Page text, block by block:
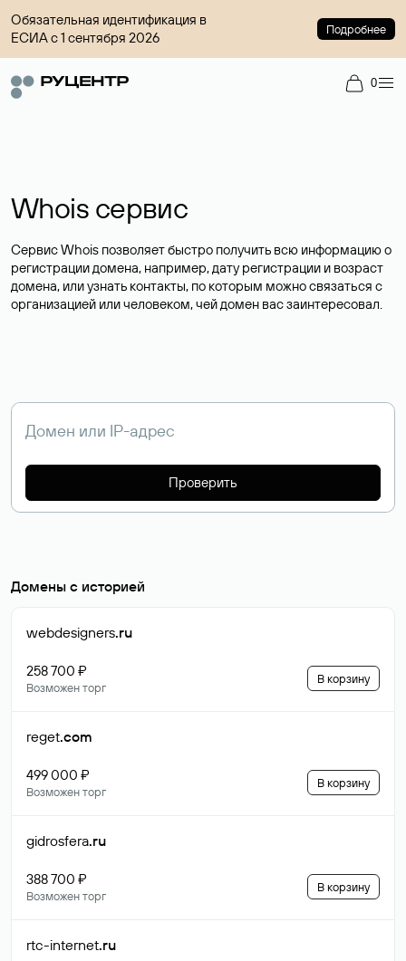
Обязательная идентификация в
ЕСИА с 1 сентября 2026
Подробнее
0
Whois сервис
Сервис Whois позволяет быстро получить всю информацию о
регистрации домена, например, дату регистрации и возраст
домена, или узнать контакты, по которым можно связаться с
организацией или человеком, чей домен вас заинтересовал.
Проверить
Домены с историей
webdesigners.ru
258 700 ₽
Возможен торг
В корзину
reget.com
499 000 ₽
Возможен торг
В корзину
gidrosfera.ru
388 700 ₽
Возможен торг
В корзину
rtc-internet.ru